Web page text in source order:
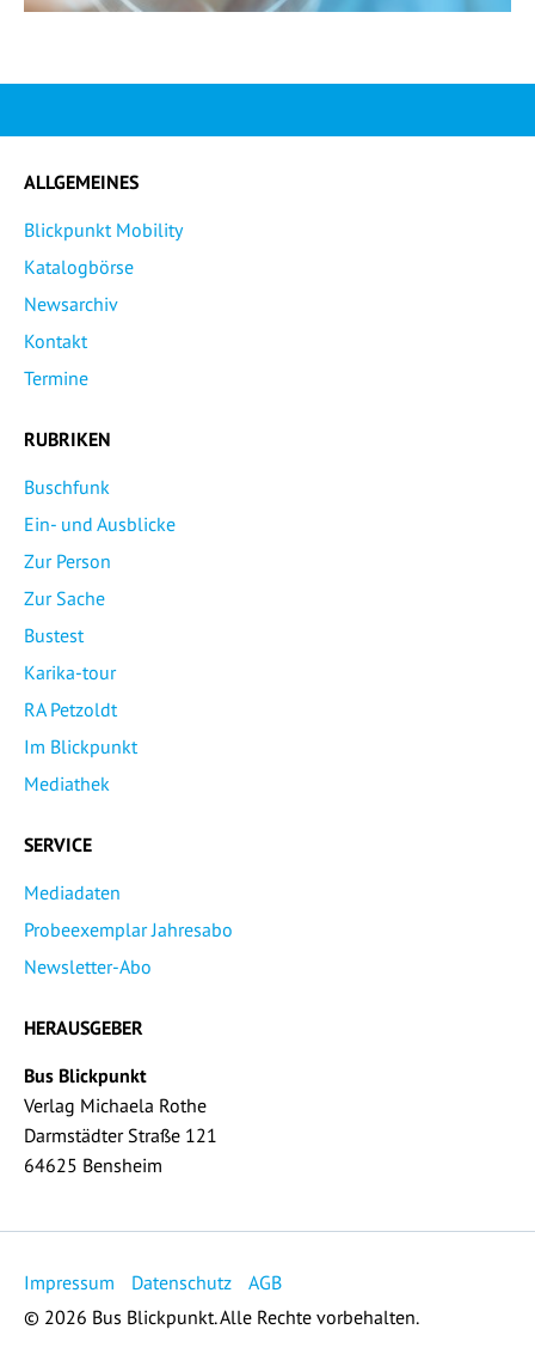
ALLGEMEINES
Blickpunkt Mobility
Katalogbörse
Newsarchiv
Kontakt
Termine
RUBRIKEN
Buschfunk
Ein- und Ausblicke
Zur Person
Zur Sache
Bustest
Karika-tour
RA Petzoldt
Im Blickpunkt
Mediathek
SERVICE
Mediadaten
Probeexemplar Jahresabo
Newsletter-Abo
HERAUSGEBER
Bus Blickpunkt
Verlag Michaela Rothe
Darmstädter Straße 121
64625 Bensheim
Impressum Datenschutz
AGB
© 2026 Bus Blickpunkt. Alle Rechte vorbehalten.